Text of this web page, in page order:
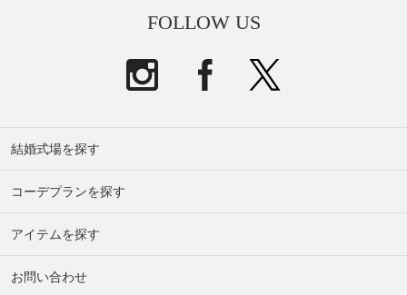
FOLLOW US
結婚式場を探す
コーデプランを探す
アイテムを探す
お問い合わせ